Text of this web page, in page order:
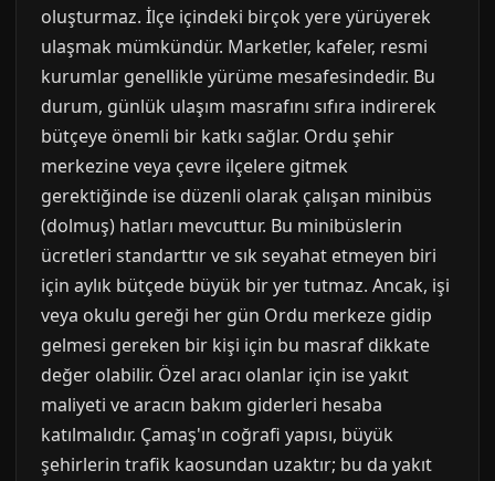
oluşturmaz. İlçe içindeki birçok yere yürüyerek
ulaşmak mümkündür. Marketler, kafeler, resmi
kurumlar genellikle yürüme mesafesindedir. Bu
durum, günlük ulaşım masrafını sıfıra indirerek
bütçeye önemli bir katkı sağlar. Ordu şehir
merkezine veya çevre ilçelere gitmek
gerektiğinde ise düzenli olarak çalışan minibüs
(dolmuş) hatları mevcuttur. Bu minibüslerin
ücretleri standarttır ve sık seyahat etmeyen biri
için aylık bütçede büyük bir yer tutmaz. Ancak, işi
veya okulu gereği her gün Ordu merkeze gidip
gelmesi gereken bir kişi için bu masraf dikkate
değer olabilir. Özel aracı olanlar için ise yakıt
maliyeti ve aracın bakım giderleri hesaba
katılmalıdır. Çamaş'ın coğrafi yapısı, büyük
şehirlerin trafik kaosundan uzaktır; bu da yakıt